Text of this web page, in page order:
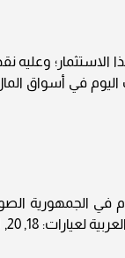
وعليه
الذهب اليوم في
في الجمهورية